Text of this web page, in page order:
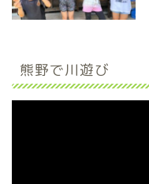
熊野で川遊び